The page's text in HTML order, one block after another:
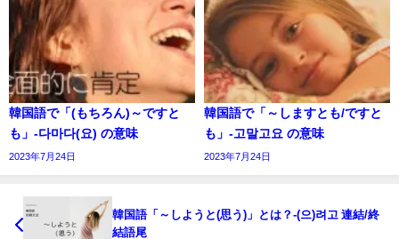
韓国語で「(もちろん)～ですと
も」-다마다(요) の意味
2023年7月24日
韓国語で「～しますとも/ですと
も」-고말고요 の意味
2023年7月24日
韓国語「～しようと(思う)」とは？-(으)려고 連結/終
結語尾